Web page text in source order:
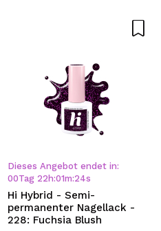
Dieses Angebot endet in:
00Tag 22 h:01m:24s
Hi Hybrid - Semi-
permanenter Nagellack -
228: Fuchsia Blush